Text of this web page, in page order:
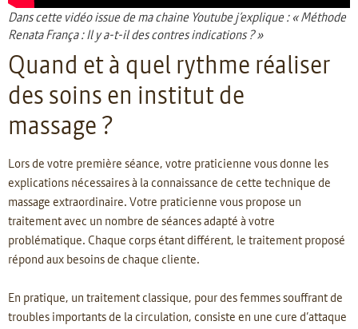
Dans cette vidéo issue de ma chaine Youtube j’explique : « Méthode
Renata França : Il y a-t-il des contres indications ? »
Quand et à quel rythme réaliser
des soins en institut de
massage ?
Lors de votre première séance, votre praticienne vous donne les
explications nécessaires à la connaissance de cette technique de
massage extraordinaire. Votre praticienne vous propose un
traitement avec un nombre de séances adapté à votre
problématique. Chaque corps étant différent, le traitement proposé
répond aux besoins de chaque cliente.
En pratique, un traitement classique, pour des femmes souffrant de
troubles importants de la circulation, consiste en une cure d’attaque